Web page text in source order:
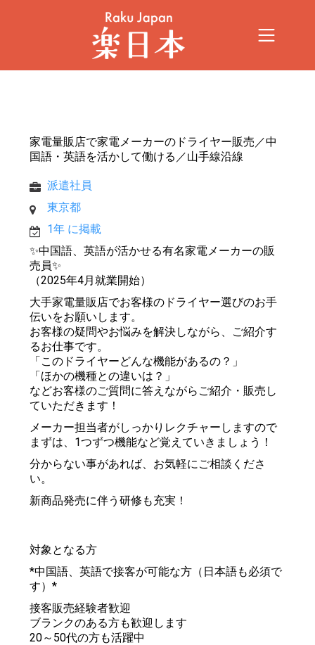
家電量販店で家電メーカーのドライヤー販売／中
国語・英語を活かして働ける／山手線沿線
派遣社員
東京都
1年 に掲載
✨中国語、英語が活かせる有名家電メーカーの販
売員✨
（2025年4月就業開始）
大手家電量販店でお客様のドライヤー選びのお手
伝いをお願いします。
お客様の疑問やお悩みを解決しながら、ご紹介す
るお仕事です。
「このドライヤーどんな機能があるの？」
「ほかの機種との違いは？」
などお客様のご質問に答えながらご紹介・販売し
ていただきます！
メーカー担当者がしっかりレクチャーしますので
まずは、1つずつ機能など覚えていきましょう！
分からない事があれば、お気軽にご相談くださ
い。
新商品発売に伴う研修も充実！
対象となる方
*中国語、英語で接客が可能な方（日本語も必須で
す）*
接客販売経験者歓迎
ブランクのある方も歓迎します
20～50代の方も活躍中